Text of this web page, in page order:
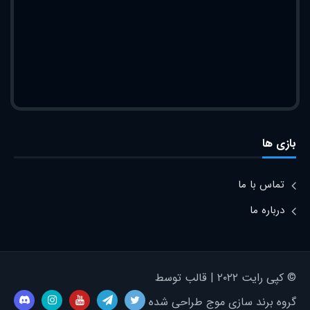
بازی ها
تماس با ما
درباره ما
© کپی رایت ۲۰۲۲ | قالب توسط
گروه برند سازی موج طراحی شده